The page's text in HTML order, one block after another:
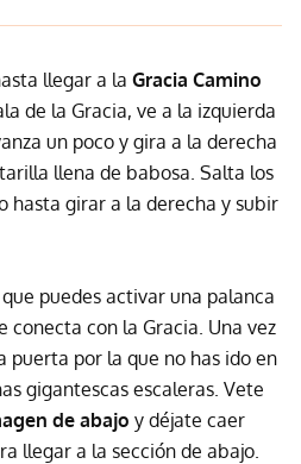
llegar a la Gracia Camino
de la Gracia, ve a la izquierda
un poco y gira a la derecha
llena de babosa. Salta los
hasta girar a la derecha y subir
puedes activar una palanca
conecta con la Gracia. Una vez
puerta por la que no has ido en
gigantescas escaleras. Vete
de abajo y déjate caer
llegar a la sección de abajo.